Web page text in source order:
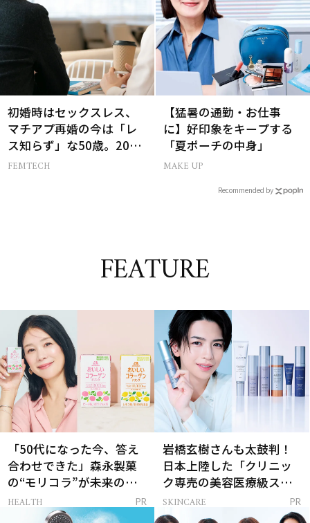
初婚時はセックスレス、
マチアプ再婚の今は「レ
ス知らず」な50歳。20代
と変えた“結婚の条件”と
FEMTECH
【猛暑の通勤・お仕事
に】好印象をキープする
「夏ポーチの中身」
MAKE UP
Recommended by
FEATURE
「50代になった今、答え
合わせできた」森永製菓
の“モリコラ”が未来のキ
レイを連れてくる！
HEALTH PR
岩橋玄樹さんも太鼓判！
日本上陸した「クリニッ
ク専売の美容医療級スキ
ンケア」
SKINCARE PR